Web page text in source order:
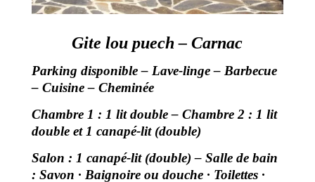
Gite lou puech – Carnac
Parking disponible – Lave-linge – Barbecue
– Cuisine – Cheminée
Chambre 1 : 1 lit double – Chambre 2 : 1 lit
double et 1 canapé-lit (double)
Salon : 1 canapé-lit (double) – Salle de bain
: Savon · Baignoire ou douche · Toilettes ·